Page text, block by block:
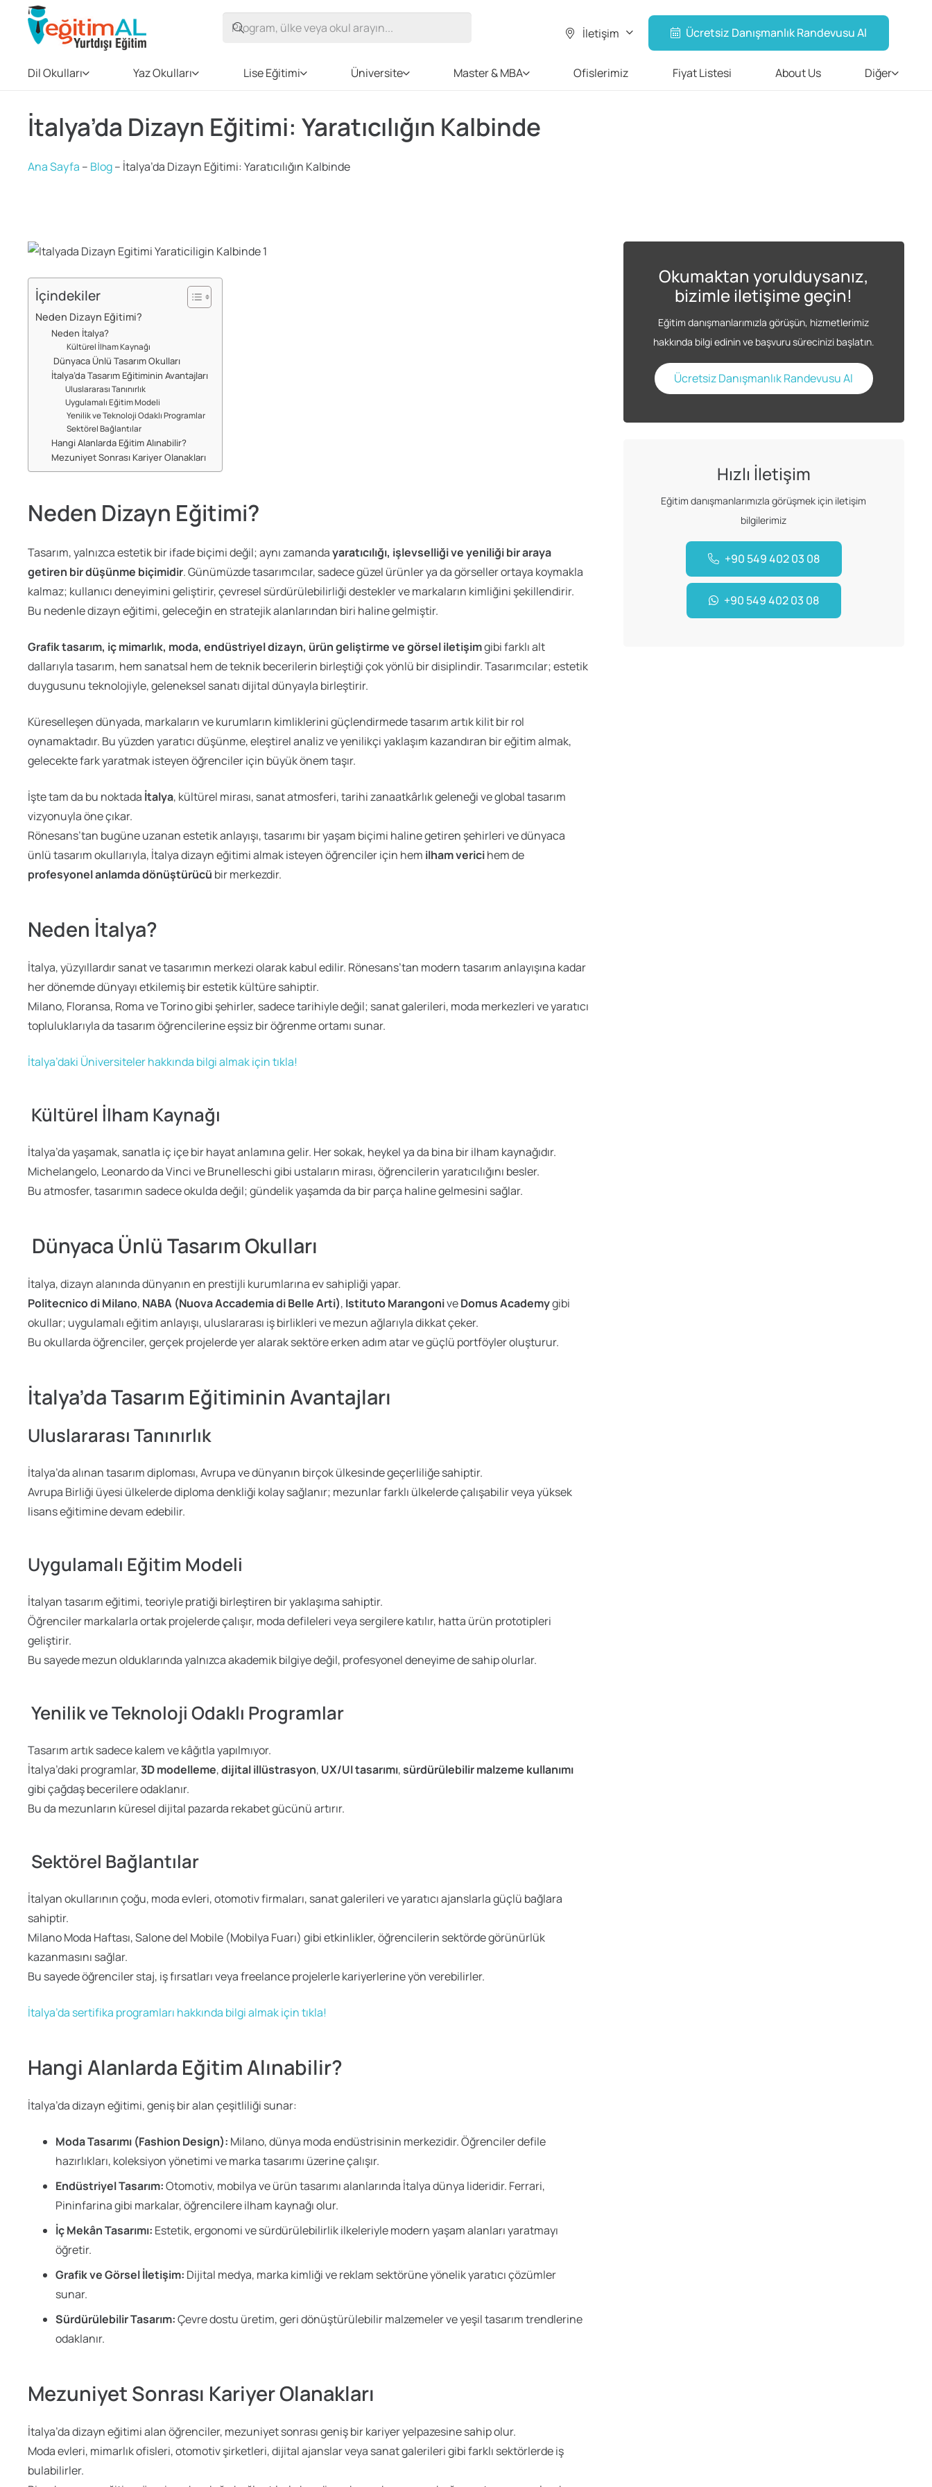
İletişim Ücretsiz Danışmanlık Randevusu Al
Dil Okulları Yaz Okulları Lise Eğitimi Üniversite Master & MBA Ofislerimiz Fiyat Listesi About Us Diğer
İtalya’da Dizayn Eğitimi: Yaratıcılığın Kalbinde
Ana Sayfa – Blog– İtalya’da Dizayn Eğitimi: Yaratıcılığın Kalbinde
İçindekiler
Neden Dizayn Eğitimi?
Neden İtalya?
Kültürel İlham Kaynağı
Dünyaca Ünlü Tasarım Okulları
İtalya’da Tasarım Eğitiminin Avantajları
Uluslararası Tanınırlık
Uygulamalı Eğitim Modeli
Yenilik ve Teknoloji Odaklı Programlar
Sektörel Bağlantılar
Hangi Alanlarda Eğitim Alınabilir?
Mezuniyet Sonrası Kariyer Olanakları
Neden Dizayn Eğitimi?
Tasarım, yalnızca estetik bir ifade biçimi değil; aynı zamandayaratıcılığı, işlevselliği ve yeniliği bir araya
getiren bir düşünme biçimidir. Günümüzde tasarımcılar, sadece güzel ürünler ya da görseller ortaya koymakla
kalmaz; kullanıcı deneyimini geliştirir, çevresel sürdürülebilirliği destekler ve markaların kimliğini şekillendirir.
Bu nedenle dizayn eğitimi, geleceğin en stratejik alanlarından biri haline gelmiştir.
Grafik tasarım, iç mimarlık, moda, endüstriyel dizayn, ürün geliştirme ve görsel iletişimgibi farklı alt
dallarıyla tasarım, hem sanatsal hem de teknik becerilerin birleştiği çok yönlü bir disiplindir. Tasarımcılar; estetik
duygusunu teknolojiyle, geleneksel sanatı dijital dünyayla birleştirir.
Küreselleşen dünyada, markaların ve kurumların kimliklerini güçlendirmede tasarım artık kilit bir rol
oynamaktadır. Bu yüzden yaratıcı düşünme, eleştirel analiz ve yenilikçi yaklaşım kazandıran bir eğitim almak,
gelecekte fark yaratmak isteyen öğrenciler için büyük önem taşır.
İşte tam da bu noktada İtalya, kültürel mirası, sanat atmosferi, tarihi zanaatkârlık geleneği ve global tasarım
vizyonuyla öne çıkar.
Rönesans’tan bugüne uzanan estetik anlayışı, tasarımı bir yaşam biçimi haline getiren şehirleri ve dünyaca
ünlü tasarım okullarıyla, İtalya dizayn eğitimi almak isteyen öğrenciler için hem ilham vericihem de
profesyonel anlamda dönüştürücü bir merkezdir.
Neden İtalya?
İtalya, yüzyıllardır sanat ve tasarımın merkezi olarak kabul edilir. Rönesans’tan modern tasarım anlayışına kadar
her dönemde dünyayı etkilemiş bir estetik kültüre sahiptir.
Milano, Floransa, Roma ve Torino gibi şehirler, sadece tarihiyle değil; sanat galerileri, moda merkezleri ve yaratıcı
topluluklarıyla da tasarım öğrencilerine eşsiz bir öğrenme ortamı sunar.
İtalya’daki Üniversiteler hakkında bilgi almak için tıkla!
Kültürel İlham Kaynağı
İtalya’da yaşamak, sanatla iç içe bir hayat anlamına gelir. Her sokak, heykel ya da bina bir ilham kaynağıdır.
Michelangelo, Leonardo da Vinci ve Brunelleschi gibi ustaların mirası, öğrencilerin yaratıcılığını besler.
Bu atmosfer, tasarımın sadece okulda değil; gündelik yaşamda da bir parça haline gelmesini sağlar.
Dünyaca Ünlü Tasarım Okulları
İtalya, dizayn alanında dünyanın en prestijli kurumlarına ev sahipliği yapar.
Politecnico di Milano, NABA (Nuova Accademia di Belle Arti), Istituto MarangoniveDomus Academygibi
okullar; uygulamalı eğitim anlayışı, uluslararası iş birlikleri ve mezun ağlarıyla dikkat çeker.
Bu okullarda öğrenciler, gerçek projelerde yer alarak sektöre erken adım atar ve güçlü portföyler oluşturur.
İtalya’da Tasarım Eğitiminin Avantajları
Uluslararası Tanınırlık
İtalya’da alınan tasarım diploması, Avrupa ve dünyanın birçok ülkesinde geçerliliğe sahiptir.
Avrupa Birliği üyesi ülkelerde diploma denkliği kolay sağlanır; mezunlar farklı ülkelerde çalışabilir veya yüksek
lisans eğitimine devam edebilir.
Uygulamalı Eğitim Modeli
İtalyan tasarım eğitimi, teoriyle pratiği birleştiren bir yaklaşıma sahiptir.
Öğrenciler markalarla ortak projelerde çalışır, moda defileleri veya sergilere katılır, hatta ürün prototipleri
geliştirir.
Bu sayede mezun olduklarında yalnızca akademik bilgiye değil, profesyonel deneyime de sahip olurlar.
Yenilik ve Teknoloji Odaklı Programlar
Tasarım artık sadece kalem ve kâğıtla yapılmıyor.
İtalya’daki programlar,3D modelleme,dijital illüstrasyon, UX/UI tasarımı,sürdürülebilir malzeme kullanımı
gibi çağdaş becerilere odaklanır.
Bu da mezunların küresel dijital pazarda rekabet gücünü artırır.
Sektörel Bağlantılar
İtalyan okullarının çoğu, moda evleri, otomotiv firmaları, sanat galerileri ve yaratıcı ajanslarla güçlü bağlara
sahiptir.
Milano Moda Haftası, Salone del Mobile (Mobilya Fuarı) gibi etkinlikler, öğrencilerin sektörde görünürlük
kazanmasını sağlar.
Bu sayede öğrenciler staj, iş fırsatları veya freelance projelerle kariyerlerine yön verebilirler.
İtalya’da sertifika programları hakkında bilgi almak için tıkla!
Hangi Alanlarda Eğitim Alınabilir?
İtalya’da dizayn eğitimi, geniş bir alan çeşitliliği sunar:
Moda Tasarımı (Fashion Design): Milano, dünya moda endüstrisinin merkezidir. Öğrenciler defile
hazırlıkları, koleksiyon yönetimi ve marka tasarımı üzerine çalışır.
Endüstriyel Tasarım:Otomotiv, mobilya ve ürün tasarımı alanlarında İtalya dünya lideridir. Ferrari,
Pininfarina gibi markalar, öğrencilere ilham kaynağı olur.
İç Mekân Tasarımı: Estetik, ergonomi ve sürdürülebilirlik ilkeleriyle modern yaşam alanları yaratmayı
öğretir.
Grafik ve Görsel İletişim: Dijital medya, marka kimliği ve reklam sektörüne yönelik yaratıcı çözümler
sunar.
Sürdürülebilir Tasarım:Çevre dostu üretim, geri dönüştürülebilir malzemeler ve yeşil tasarım trendlerine
odaklanır.
Mezuniyet Sonrası Kariyer Olanakları
İtalya’da dizayn eğitimi alan öğrenciler, mezuniyet sonrası geniş bir kariyer yelpazesine sahip olur.
Moda evleri, mimarlık ofisleri, otomotiv şirketleri, dijital ajanslar veya sanat galerileri gibi farklı sektörlerde iş
bulabilirler.
Okumaktan yorulduysanız,
bizimle iletişime geçin!
Eğitim danışmanlarımızla görüşün, hizmetlerimiz
hakkında bilgi edinin ve başvuru sürecinizi başlatın.
Ücretsiz Danışmanlık Randevusu Al
Hızlı İletişim
Eğitim danışmanlarımızla görüşmek için iletişim
bilgilerimiz
+90 549 402 03 08
+90 549 402 03 08